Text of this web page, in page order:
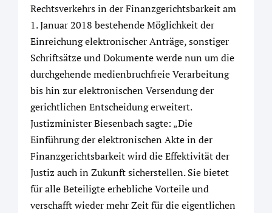
Rechtsverkehrs in der Finanzgerichtsbarkeit am
1. Januar 2018 bestehende Möglichkeit der
Einreichung elektronischer Anträge, sonstiger
Schriftsätze und Dokumente werde nun um die
durchgehende medienbruchfreie Verarbeitung
bis hin zur elektronischen Versendung der
gerichtlichen Entscheidung erweitert.
Justizminister Biesenbach sagte: „Die
Einführung der elektronischen Akte in der
Finanzgerichtsbarkeit wird die Effektivität der
Justiz auch in Zukunft sicherstellen. Sie bietet
für alle Beteiligte erhebliche Vorteile und
verschafft wieder mehr Zeit für die eigentlichen